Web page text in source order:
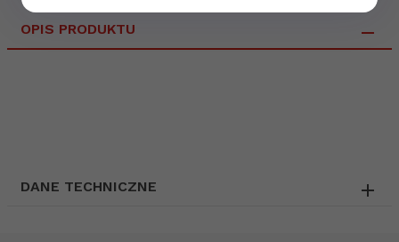
OPIS PRODUKTU
DANE TECHNICZNE